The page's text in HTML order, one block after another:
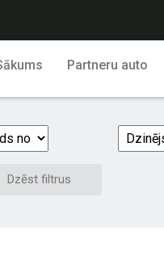
Partneru auto
Dzēst filtrus